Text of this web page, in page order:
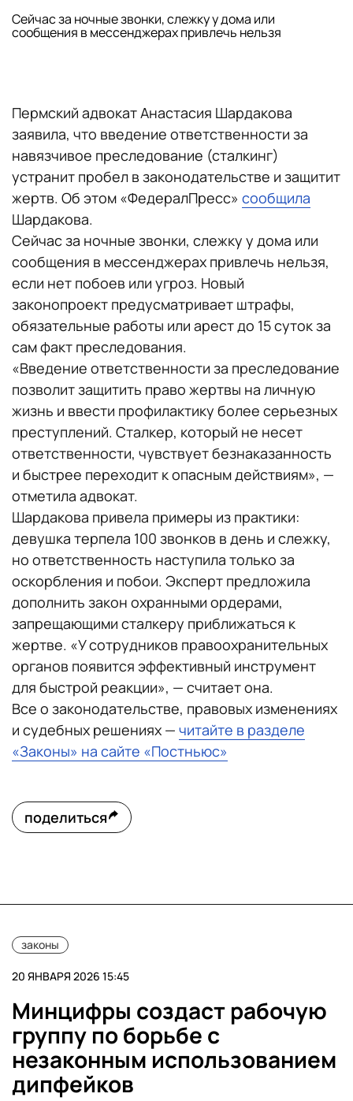
Сейчас за ночные звонки, слежку у дома или
сообщения в мессенджерах привлечь нельзя
Пермский адвокат Анастасия Шардакова
заявила, что введение ответственности за
навязчивое преследование (сталкинг)
устранит пробел в законодательстве и защитит
жертв. Об этом «ФедералПресс» сообщила
Шардакова.
Сейчас за ночные звонки, слежку у дома или
сообщения в мессенджерах привлечь нельзя,
если нет побоев или угроз. Новый
законопроект предусматривает штрафы,
обязательные работы или арест до 15 суток за
сам факт преследования.
«Введение ответственности за преследование
позволит защитить право жертвы на личную
жизнь и ввести профилактику более серьезных
преступлений. Сталкер, который не несет
ответственности, чувствует безнаказанность
и быстрее переходит к опасным действиям», —
отметила адвокат.
Шардакова привела примеры из практики:
девушка терпела 100 звонков в день и слежку,
но ответственность наступила только за
оскорбления и побои. Эксперт предложила
дополнить закон охранными ордерами,
запрещающими сталкеру приближаться к
жертве. «У сотрудников правоохранительных
органов появится эффективный инструмент
для быстрой реакции», — считает она.
Все о законодательстве, правовых изменениях
и судебных решениях — читайте в разделе
«Законы» на сайте «Постньюс»
поделиться
законы
20 ЯНВАРЯ 2026 15:45
Минцифры создаст рабочую
группу по борьбе с
незаконным использованием
дипфейков